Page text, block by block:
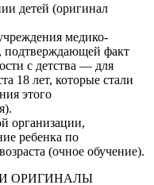
детей (оригинал
медико-
подтверждающей факт
с детства — для
18 лет, которые стали
этого
организации,
ребенка по
(очное обучение).
ОРИГИНАЛЫ